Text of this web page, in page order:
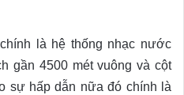
là hệ thống nhạc nước
gần 4500 mét vuông và cột
sự hấp dẫn nữa đó chính là